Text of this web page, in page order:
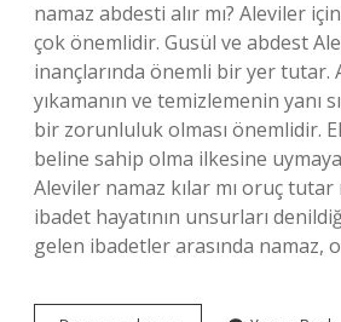
namaz abdesti alır mı? Aleviler
çok önemlidir. Gusül ve abdest
inançlarında önemli bir yer tutar.
yıkamanın ve temizlemenin yanı
bir zorunluluk olması önemlidir.
beline sahip olma ilkesine
Aleviler namaz kılar mı oruç tutar
ibadet hayatının unsurları
gelen ibadetler arasında namaz,